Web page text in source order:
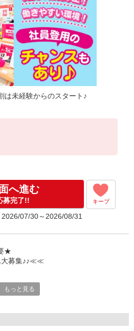
は未経験からのスタート♪
定あり）
給(規定有)
,
(規定有)
。○。・゜+゜
へ進む
募完了!! キープ
07/30～2026/08/31
★
大募集♪♪≪≪
れば
用の特典など、
もっと見る